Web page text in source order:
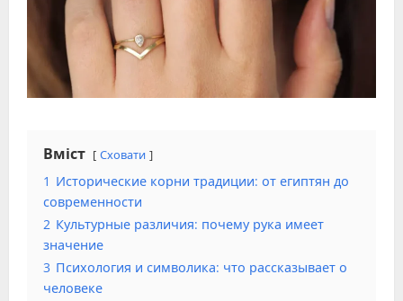
Вміст Сховати
1 Исторические корни традиции: от египтян до
современности
2 Культурные различия: почему рука имеет
значение
3 Психология и символика: что рассказывает о
человеке